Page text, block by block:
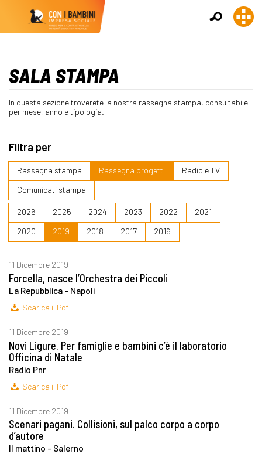
SALA STAMPA
In questa sezione troverete la nostra rassegna stampa, consultabile
per mese, anno e tipologia.
Filtra per
Rassegna stampa Rassegna progetti
Radio e TV
Comunicati stampa
2026 2025 2024 2023 2022
2021
2020
2019 2018 2017 2016
11 Dicembre 2019
Forcella, nasce l’Orchestra dei Piccoli
La Repubblica - Napoli
Scarica il Pdf
11 Dicembre 2019
Novi Ligure. Per famiglie e bambini c’è il laboratorio
Officina di Natale
Radio Pnr
Scarica il Pdf
11 Dicembre 2019
Scenari pagani. Collisioni, sul palco corpo a corpo
d’autore
Il mattino - Salerno